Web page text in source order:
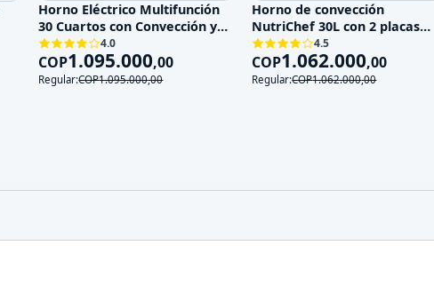
Horno Eléctrico Multifunción
30 Cuartos con Convección y
Asa
4.0
COP1.095.000,00
Regular:COP1.095.000,00
Horno de convección
NutriChef 30L con 2 placas
calientes - 1
4.5
COP1.062.000,00
Regular:COP1.062.000,00